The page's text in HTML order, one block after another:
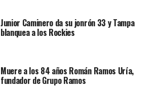
Junior Caminero da su jonrón 33 y Tampa
blanquea a los Rockies
Muere a los 84 años Román Ramos Uría,
fundador de Grupo Ramos